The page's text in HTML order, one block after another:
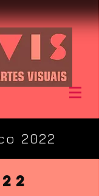
2022